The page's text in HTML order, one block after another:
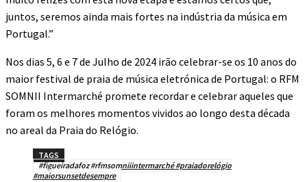
juntos, seremos ainda mais fortes na indústria da música em
Portugal.”
Nos dias 5, 6 e 7 de Julho de 2024 irão celebrar-se os 10 anos do
maior festival de praia de música eletrónica de Portugal: o RFM
SOMNII Intermarché promete recordar e celebrar aqueles que
foram os melhores momentos vividos ao longo desta década
no areal da Praia do Relógio.
TAGS
#figueiradafoz #rfmsomniiintermarché #praiadorelógio
#maiorsunsetdesempre